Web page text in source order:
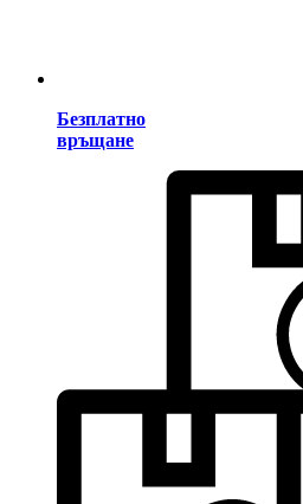
Безплатно
връщане